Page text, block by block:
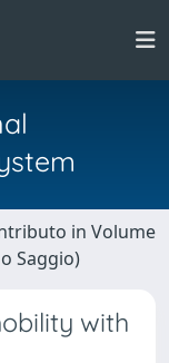
in Volume
Saggio)
with